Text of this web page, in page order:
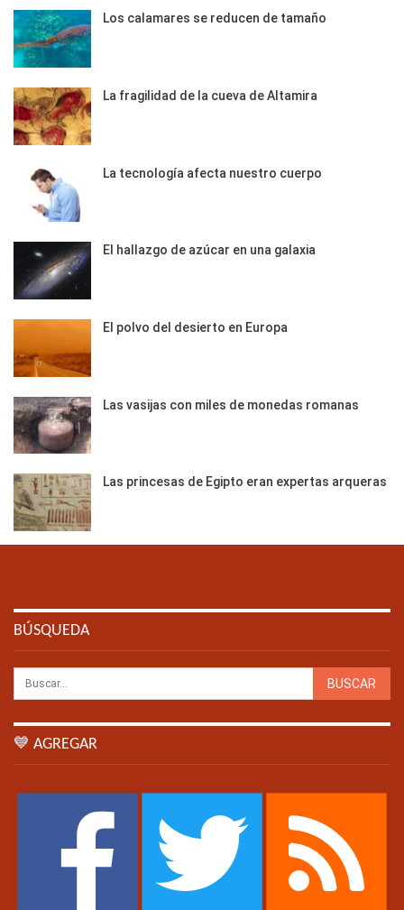
Los calamares se reducen de tamaño
La fragilidad de la cueva de Altamira
La tecnología afecta nuestro cuerpo
El hallazgo de azúcar en una galaxia
El polvo del desierto en Europa
Las vasijas con miles de monedas romanas
Las princesas de Egipto eran expertas arqueras
BÚSQUEDA
💙 AGREGAR